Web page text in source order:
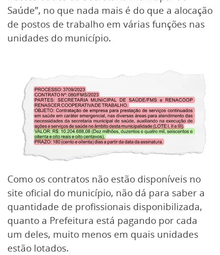
Saúde”, no que nada mais é do que a alocação
de postos de trabalho em várias funções nas
unidades do município.
Como os contratos não estão disponíveis no
site oficial do município, não dá para saber a
quantidade de profissionais disponibilizada,
quanto a Prefeitura está pagando por cada
um deles, muito menos em quais unidades
estão lotados.